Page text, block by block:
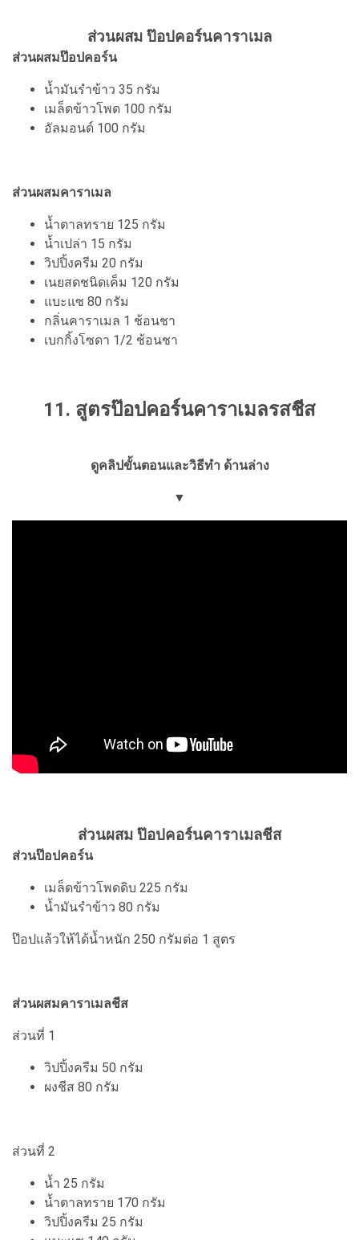
ส่วนผสม ป๊อปคอร์นคาราเมล
ส่วนผสมป๊อปคอร์น
น้ำมันรำข้าว 35 กรัม
เมล็ดข้าวโพด 100 กรัม
อัลมอนด์ 100 กรัม
ส่วนผสมคาราเมล
น้ำตาลทราย 125 กรัม
น้ำเปล่า 15 กรัม
วิปปิ้งครีม 20 กรัม
เนยสดชนิดเค็ม 120 กรัม
แบะแซ 80 กรัม
กลิ่นคาราเมล 1 ช้อนชา
เบกกิ้งโซดา 1/2 ช้อนชา
11. สูตรป๊อปคอร์นคาราเมลรสชีส
ดูคลิปขั้นตอนและวิธีทำ ด้านล่าง
▼
ส่วนผสม ป๊อปคอร์นคาราเมลชีส
ส่วนป๊อปคอร์น
เมล็ดข้าวโพดดิบ 225 กรัม
น้ำมันรำข้าว 80 กรัม
ป๊อปแล้วให้ได้น้ำหนัก 250 กรัมต่อ 1 สูตร
ส่วนผสมคาราเมลชีส
ส่วนที่ 1
วิปปิ้งครีม 50 กรัม
ผงชีส 80 กรัม
ส่วนที่ 2
น้ำ 25 กรัม
น้ำตาลทราย 170 กรัม
วิปปิ้งครีม 25 กรัม